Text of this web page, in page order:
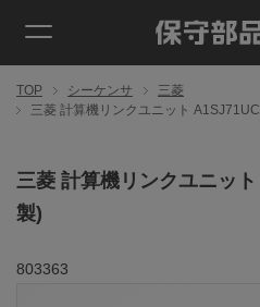
TOP シーケンサ
三菱
三菱 計算機リンクユニット
三菱 計算機リンクユニッ
製)
803363